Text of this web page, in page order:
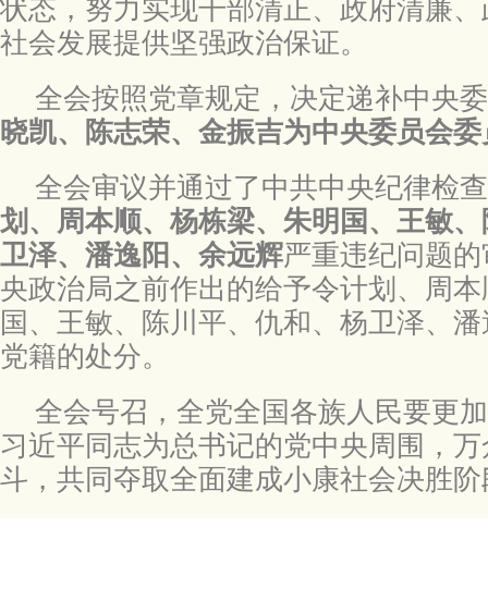
状态，努力实现干部清正、政府清廉
社会发展提供坚强政治保证。
全会按照党章规定，决定递补中央
晓凯、陈志荣、金振吉为中央委员会委
全会审议并通过了中共中央纪律检
划、周本顺、杨栋梁、朱明国、王敏
卫泽、潘逸阳、余远辉严重违纪问题
央政治局之前作出的给予令计划、周
国、王敏、陈川平、仇和、杨卫泽、
党籍的处分。
全会号召，全党全国各族人民要更
习近平同志为总书记的党中央周围，
斗，共同夺取全面建成小康社会决胜